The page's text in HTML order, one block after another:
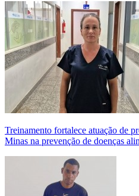
Treinamento fortalece atuação de
Minas na prevenção de doenças